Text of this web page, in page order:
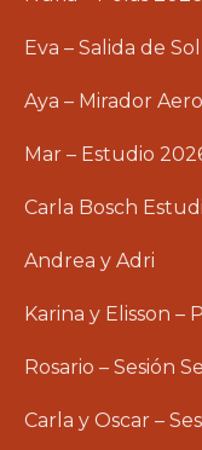
Eva – Salida de Sol
Aya – Mirador
Mar – Estudio
Carla Bosch
Andrea y Adri
Karina y Elisson –
Rosario – Sesión
Carla y Oscar –